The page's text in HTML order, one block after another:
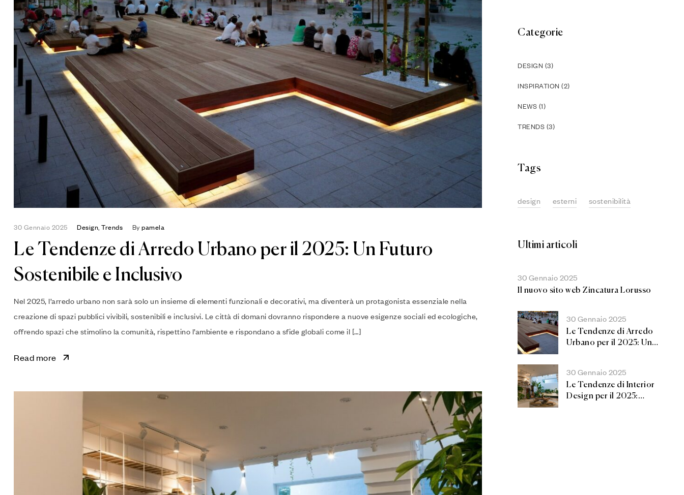
30 Gennaio 2025 Design Trends Bypamela
Le Tendenze di Arredo Urbano per il 2025: Un Futuro
Sostenibile e Inclusivo
Nel 2025, l’arredo urbano non sarà solo un insieme di elementi funzionali e decorativi, ma diventerà un protagonista essenziale nella
creazione di spazi pubblici vivibili, sostenibili e inclusivi. Le città di domani dovranno rispondere a nuove esigenze sociali ed ecologiche,
offrendo spazi che stimolino la comunità, rispettino l’ambiente e rispondano a sfide globali come il […]
Read more
Categorie
DESIGN (3)
INSPIRATION (2)
NEWS (1)
TRENDS (3)
Tags
design esterni sostenibilità
Ultimi articoli
Il nuovo sito web Zincatura Lorusso
30 Gennaio 2025
Le Tendenze di Arredo
Urbano per il 2025: Un
30 Gennaio 2025
Le Tendenze di Interior
Design per il 2025:
30 Gennaio 2025